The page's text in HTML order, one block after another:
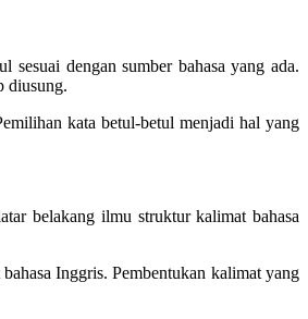
dengan sumber bahasa yang ada.
diusung.
kata betul-betul menjadi hal yang
belakang ilmu struktur kalimat bahasa
Inggris. Pembentukan kalimat yang